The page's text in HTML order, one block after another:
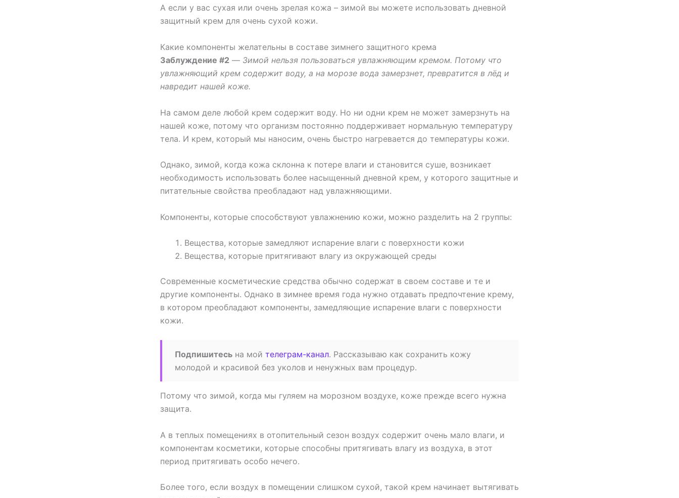
А если у вас сухая или очень зрелая кожа – зимой вы можете использовать дневной
защитный крем для очень сухой кожи.
Какие компоненты желательны в составе зимнего защитного крема
Заблуждение #2 — Зимой нельзя пользоваться увлажняющим кремом. Потому что
увлажняющий крем содержит воду, а на морозе вода замерзнет, превратится в лёд и
навредит нашей коже.
На самом деле любой крем содержит воду. Но ни одни крем не может замерзнуть на
нашей коже, потому что организм постоянно поддерживает нормальную температуру
тела. И крем, который мы наносим, очень быстро нагревается до температуры кожи.
Однако, зимой, когда кожа склонна к потере влаги и становится суше, возникает
необходимость использовать более насыщенный дневной крем, у которого защитные и
питательные свойства преобладают над увлажняющими.
Компоненты, которые способствуют увлажнению кожи, можно разделить на 2 группы:
Вещества, которые замедляют испарение влаги с поверхности кожи
Вещества, которые притягивают влагу из окружающей среды
Современные косметические средства обычно содержат в своем составе и те и
другие компоненты. Однако в зимнее время года нужно отдавать предпочтение крему,
в котором преобладают компоненты, замедляющие испарение влаги с поверхности
кожи.
Подпишитесь на мой телеграм-канал. Рассказываю как сохранить кожу
молодой и красивой без уколов и ненужных вам процедур.
Потому что зимой, когда мы гуляем на морозном воздухе, коже прежде всего нужна
защита.
А в теплых помещениях в отопительный сезон воздух содержит очень мало влаги, и
компонентам косметики, которые способны притягивать влагу из воздуха, в этот
период притягивать особо нечего.
Более того, если воздух в помещении слишком сухой, такой крем начинает вытягивать